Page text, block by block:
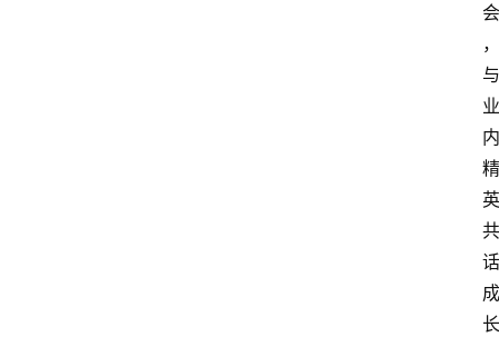
会
，
与
业
内
精
英
共
话
成
长